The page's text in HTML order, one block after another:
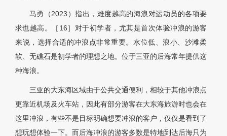
马勇（2023）指出，难度越高的海浪对运动员的各项要
求也越高。［16］对于初学者，尤其是首次体验冲浪的游客
来说，选择合适的冲浪点非常重要。水位低、浪小、沙滩柔
软、无礁石是初学者的理想之地。位于三亚的后海常年提供这
种海浪。
三亚的大东海区域由于公共交通便利，相较于其他冲浪点
更靠近机场及火车站，因此有部分游客在大东海旅游时也会在
这里冲浪，有些不是目标明确想要冲浪的客户，仅仅是看到了
想玩想体验一下。而后海冲浪的游客多数是特地到达后海只为